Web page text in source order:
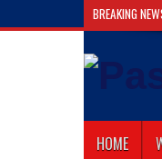
BREAKING
HOME